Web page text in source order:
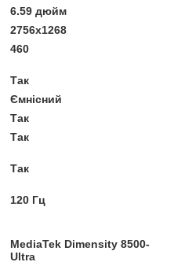
6.59 дюйм
2756x1268
460
Так
Ємнісний
Так
Так
Так
120 Гц
MediaTek Dimensity 8500-
Ultra